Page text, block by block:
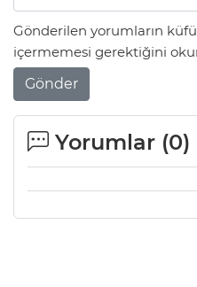
Gönderilen yorumların
içermemesi gerektiğini
Gönder
Yorumlar (0)